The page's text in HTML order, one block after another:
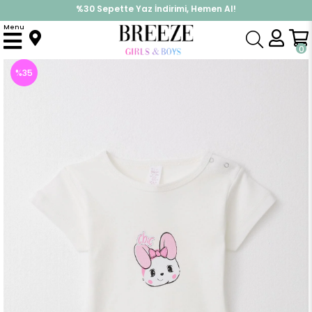
%30 Sepette Yaz İndirimi, Hemen Al!
İndirimlere ek %10 İndirimi Kap, Hemen Üye Ol!
0
Menu
Anasayfa Pijama & İç Giyim KIZ Zıbın
%35